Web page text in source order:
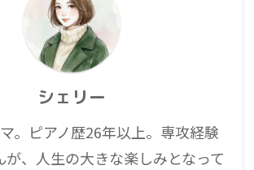
シェリー
。ピアノ歴26年以上。専攻経験
が、人生の大きな楽しみとなって